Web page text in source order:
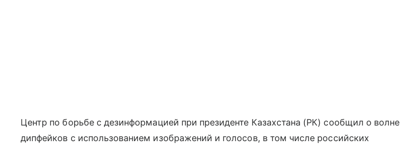
Центр по борьбе с дезинформацией при президенте Казахстана (РК) сообщил о волне
дипфейков с использованием изображений и голосов, в том числе российских